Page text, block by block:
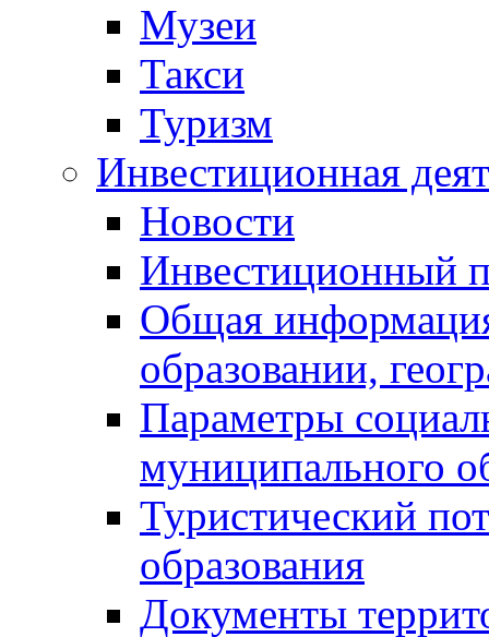
Музеи
Такси
Туризм
Инвестиционная
Новости
Инвестиционный
Общая
образовании,
Параметры
муниципального
Туристический
образования
Документы